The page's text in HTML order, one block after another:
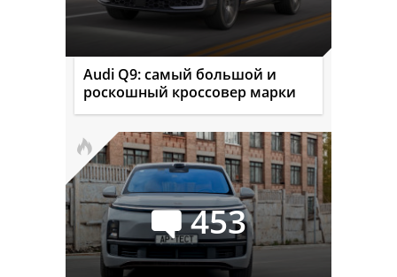
Audi Q9: самый большой и
роскошный кроссовер марки
453